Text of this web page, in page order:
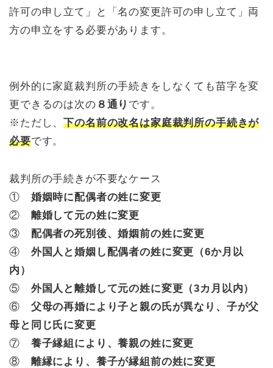
許可の申し立て」と「名の変更許可の申し立て」両
方の申立をする必要があります。
例外的に家庭裁判所の手続きをしなくても苗字を変
更できるのは次の ８通り です。
※ただし、下の名前の改名は家庭裁判所の手続きが
必要です。
裁判所の手続きが不要なケース
① 婚姻時に配偶者の姓に変更
② 離婚して元の姓に変更
③ 配偶者の死別後、婚姻前の姓に変更
④ 外国人と婚姻し配偶者の姓に変更（6か月以
内）
⑤ 外国人と離婚して元の姓に変更（3カ月以内）
⑥ 父母の再婚により子と親の氏が異なり、子が父
母と同じ氏に変更
⑦ 養子縁組により、養親の姓に変更
⑧ 離縁により、養子が縁組前の姓に変更